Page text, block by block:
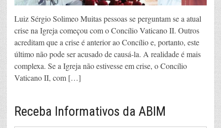
Luiz Sérgio Solimeo Muitas pessoas se perguntam se a atual
crise na Igreja começou com o Concílio Vaticano II. Outros
acreditam que a crise é anterior ao Concílio e, portanto, este
último não pode ser acusado de causá-la. A realidade é mais
complexa. Se a Igreja não estivesse em crise, o Concílio
Vaticano II, com […]
Receba Informativos da ABIM